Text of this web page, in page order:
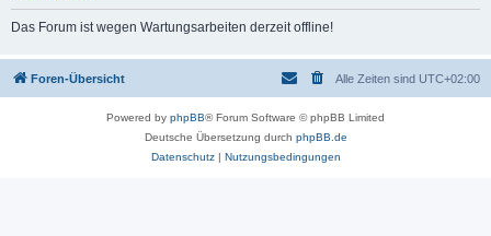
Das Forum ist wegen Wartungsarbeiten derzeit offline!
Foren-Übersicht Alle Zeiten sind UTC+02:00
Powered by phpBB® Forum Software © phpBB Limited
Deutsche Übersetzung durch phpBB.de
Datenschutz| Nutzungsbedingungen